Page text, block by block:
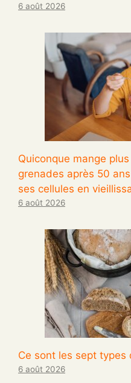
6 août 2026
Quiconque mange
grenades après 50
ses cellules en
6 août 2026
Ce sont les sept types
6 août 2026